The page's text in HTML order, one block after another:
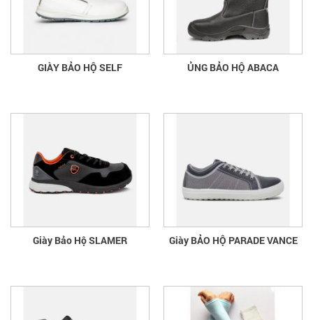
GIÀY BẢO HỘ SELF ỦNG BẢO HỘ ABACA
Giày Bảo Hộ SLAMER Giày BẢO HỘ PARADE VANCE